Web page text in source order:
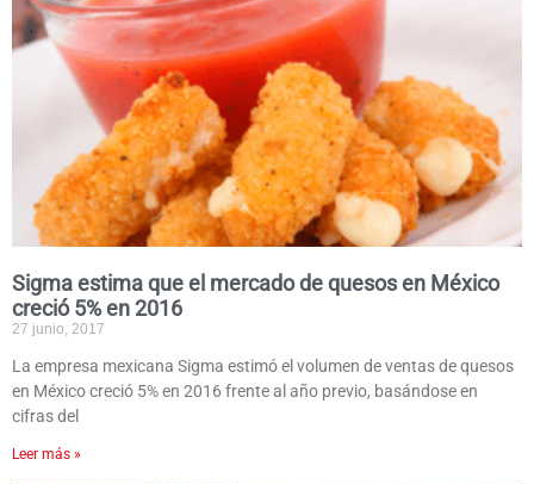
Sigma estima que el mercado de quesos en México
creció 5% en 2016
27 junio, 2017
La empresa mexicana Sigma estimó el volumen de ventas de quesos
en México creció 5% en 2016 frente al año previo, basándose en
cifras del
Leer más »